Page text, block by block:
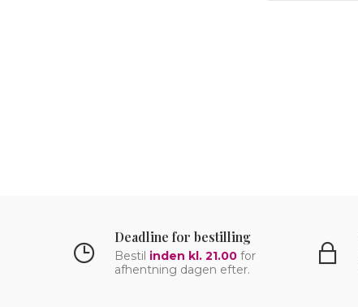
Deadline for bestilling
Bestil inden kl. 21.00 for
afhentning dagen efter.